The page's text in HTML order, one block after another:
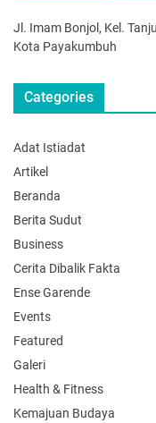
Jl. Imam Bonjol, Kel.
Kota Payakumbuh
Categories
Adat Istiadat
Artikel
Beranda
Berita Sudut
Business
Cerita Dibalik Fakta
Ense Garende
Events
Featured
Galeri
Health & Fitness
Kemajuan Budaya